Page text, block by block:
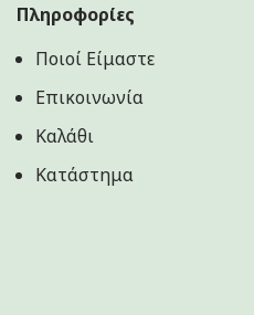
Πληροφορίες
Ποιοί Είμαστε
Επικοινωνία
Καλάθι
Κατάστημα